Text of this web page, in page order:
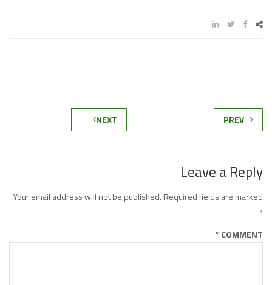
PREV
NEXT
Leave a Reply
Your email address will not be published.Required fields are marked
*
COMMENT
*